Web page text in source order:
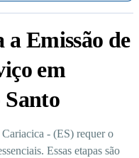
Emissão de
em
- (ES) requer o
Essas etapas são